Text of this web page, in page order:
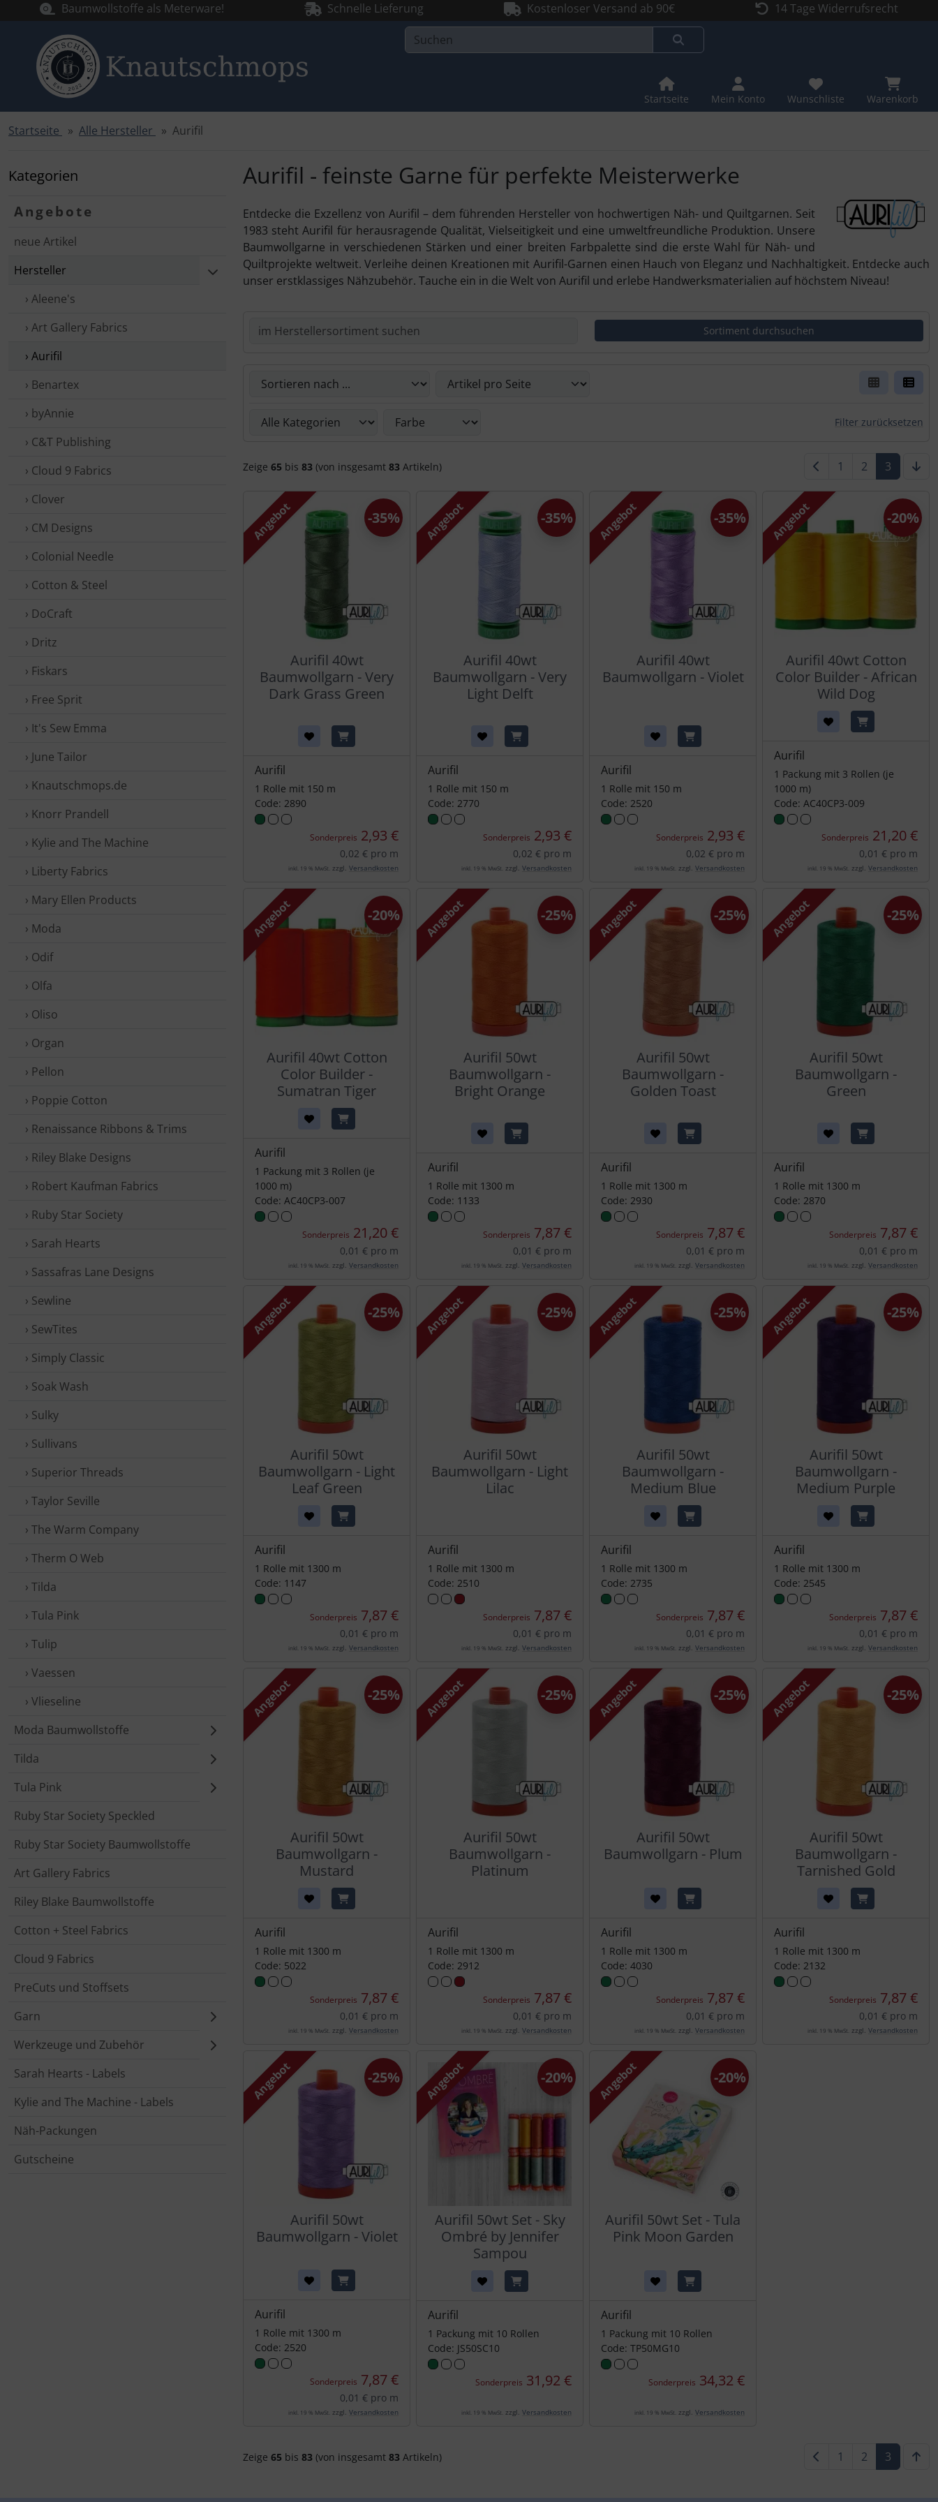
Sprungnavigation
Springe zur Navigation
Springe zum Button für Einstellungen
Springe zu den allgemeinen Informationen
Baumwollstoffe als Meterware! Schnelle Lieferung Kostenloser Versand ab 90€ 14 Tage Widerrufsrecht
Startseite Mein Konto Wunschliste Warenkorb
Startseite Alle Hersteller Aurifil
Kategorien
Angebote
neue Artikel
Hersteller
› Aleene's
› Art Gallery Fabrics
› Aurifil
› Benartex
› byAnnie
› C&T Publishing
› Cloud 9 Fabrics
› Clover
› CM Designs
› Colonial Needle
› Cotton & Steel
› DoCraft
› Dritz
› Fiskars
› Free Sprit
› It's Sew Emma
› June Tailor
› Knautschmops.de
› Knorr Prandell
› Kylie and The Machine
› Liberty Fabrics
› Mary Ellen Products
› Moda
› Odif
› Olfa
› Oliso
› Organ
› Pellon
› Poppie Cotton
› Renaissance Ribbons & Trims
› Riley Blake Designs
› Robert Kaufman Fabrics
› Ruby Star Society
› Sarah Hearts
› Sassafras Lane Designs
› Sewline
› SewTites
› Simply Classic
› Soak Wash
› Sulky
› Sullivans
› Superior Threads
› Taylor Seville
› The Warm Company
› Therm O Web
› Tilda
› Tula Pink
› Tulip
› Vaessen
› Vlieseline
Moda Baumwollstoffe
Tilda
Tula Pink
Ruby Star Society Speckled
Ruby Star Society Baumwollstoffe
Art Gallery Fabrics
Riley Blake Baumwollstoffe
Cotton + Steel Fabrics
Cloud 9 Fabrics
PreCuts und Stoffsets
Garn
Werkzeuge und Zubehör
Sarah Hearts - Labels
Kylie and The Machine - Labels
Näh-Packungen
Gutscheine
Aurifil - feinste Garne für perfekte Meisterwerke
Entdecke die Exzellenz von Aurifil – dem führenden Hersteller von hochwertigen Näh- und Quiltgarnen. Seit
1983 steht Aurifil für herausragende Qualität, Vielseitigkeit und eine umweltfreundliche Produktion. Unsere
Baumwollgarne in verschiedenen Stärken und einer breiten Farbpalette sind die erste Wahl für Näh- und
Quiltprojekte weltweit. Verleihe deinen Kreationen mit Aurifil-Garnen einen Hauch von Eleganz und Nachhaltigkeit. Entdecke auch
unser erstklassiges Nähzubehör. Tauche ein in die Welt von Aurifil und erlebe Handwerksmaterialien auf höchstem Niveau!
Hier kannst Du die nachfolgenden Artikel nach ihren Eigenschaften filtern. Filter zurücksetzen
Zeige 65 bis 83 (von insgesamt 83 Artikeln) 1 2 3
Angebot
Aurifil 40wt
Baumwollgarn - Very
Dark Grass Green
Aurifil
1 Rolle mit 150 m
Code: 2890
Sonderpreis 2,93 €
-35%
0,02 € pro m
inkl. 19 % MwSt. zzgl. Versandkosten
Angebot
Aurifil 40wt
Baumwollgarn - Very
Light Delft
Aurifil
1 Rolle mit 150 m
Code: 2770
Sonderpreis 2,93 €
-35%
0,02 € pro m
inkl. 19 % MwSt. zzgl. Versandkosten
Angebot
Aurifil 40wt
Baumwollgarn - Violet
Aurifil
1 Rolle mit 150 m
Code: 2520
Sonderpreis 2,93 €
-35%
0,02 € pro m
inkl. 19 % MwSt. zzgl. Versandkosten
Angebot
Aurifil 40wt Cotton
Color Builder - African
Wild Dog
Aurifil
1 Packung mit 3 Rollen (je
1000 m)
Code: AC40CP3-009
Sonderpreis 21,20 €
-20%
0,01 € pro m
inkl. 19 % MwSt. zzgl. Versandkosten
Angebot
Aurifil 40wt Cotton
Color Builder -
Sumatran Tiger
Aurifil
1 Packung mit 3 Rollen (je
1000 m)
Code: AC40CP3-007
Sonderpreis 21,20 €
-20%
0,01 € pro m
inkl. 19 % MwSt. zzgl. Versandkosten
Angebot
Aurifil 50wt
Baumwollgarn -
Bright Orange
Aurifil
1 Rolle mit 1300 m
Code: 1133
Sonderpreis 7,87 €
-25%
0,01 € pro m
inkl. 19 % MwSt. zzgl. Versandkosten
Angebot
Aurifil 50wt
Baumwollgarn -
Golden Toast
Aurifil
1 Rolle mit 1300 m
Code: 2930
Sonderpreis 7,87 €
-25%
0,01 € pro m
inkl. 19 % MwSt. zzgl. Versandkosten
Angebot
Aurifil 50wt
Baumwollgarn -
Green
Aurifil
1 Rolle mit 1300 m
Code: 2870
Sonderpreis 7,87 €
-25%
0,01 € pro m
inkl. 19 % MwSt. zzgl. Versandkosten
Angebot
Aurifil 50wt
Baumwollgarn - Light
Leaf Green
Aurifil
1 Rolle mit 1300 m
Code: 1147
Sonderpreis 7,87 €
-25%
0,01 € pro m
inkl. 19 % MwSt. zzgl. Versandkosten
Angebot
Aurifil 50wt
Baumwollgarn - Light
Lilac
Aurifil
1 Rolle mit 1300 m
Code: 2510
Sonderpreis 7,87 €
-25%
0,01 € pro m
inkl. 19 % MwSt. zzgl. Versandkosten
Angebot
Aurifil 50wt
Baumwollgarn -
Medium Blue
Aurifil
1 Rolle mit 1300 m
Code: 2735
Sonderpreis 7,87 €
-25%
0,01 € pro m
inkl. 19 % MwSt. zzgl. Versandkosten
Angebot
Aurifil 50wt
Baumwollgarn -
Medium Purple
Aurifil
1 Rolle mit 1300 m
Code: 2545
Sonderpreis 7,87 €
-25%
0,01 € pro m
inkl. 19 % MwSt. zzgl. Versandkosten
Angebot
Aurifil 50wt
Baumwollgarn -
Mustard
Aurifil
1 Rolle mit 1300 m
Code: 5022
Sonderpreis 7,87 €
-25%
0,01 € pro m
inkl. 19 % MwSt. zzgl. Versandkosten
Angebot
Aurifil 50wt
Baumwollgarn -
Platinum
Aurifil
1 Rolle mit 1300 m
Code: 2912
Sonderpreis 7,87 €
-25%
0,01 € pro m
inkl. 19 % MwSt. zzgl. Versandkosten
Angebot
Aurifil 50wt
Baumwollgarn - Plum
Aurifil
1 Rolle mit 1300 m
Code: 4030
Sonderpreis 7,87 €
-25%
0,01 € pro m
inkl. 19 % MwSt. zzgl. Versandkosten
Angebot
Aurifil 50wt
Baumwollgarn -
Tarnished Gold
Aurifil
1 Rolle mit 1300 m
Code: 2132
Sonderpreis 7,87 €
-25%
0,01 € pro m
inkl. 19 % MwSt. zzgl. Versandkosten
Angebot
Aurifil 50wt
Baumwollgarn - Violet
Aurifil
1 Rolle mit 1300 m
Code: 2520
Sonderpreis 7,87 €
-25%
0,01 € pro m
inkl. 19 % MwSt. zzgl. Versandkosten
Angebot
Aurifil 50wt Set - Sky
Ombré by Jennifer
Sampou
Aurifil
1 Packung mit 10 Rollen
Code: JS50SC10
Sonderpreis 31,92 €
-20%
inkl. 19 % MwSt. zzgl. Versandkosten
Angebot
Aurifil 50wt Set - Tula
Pink Moon Garden
Aurifil
1 Packung mit 10 Rollen
Code: TP50MG10
Sonderpreis 34,32 €
-20%
inkl. 19 % MwSt. zzgl. Versandkosten
Zeige 65 bis 83 (von insgesamt 83 Artikeln) 1 2 3